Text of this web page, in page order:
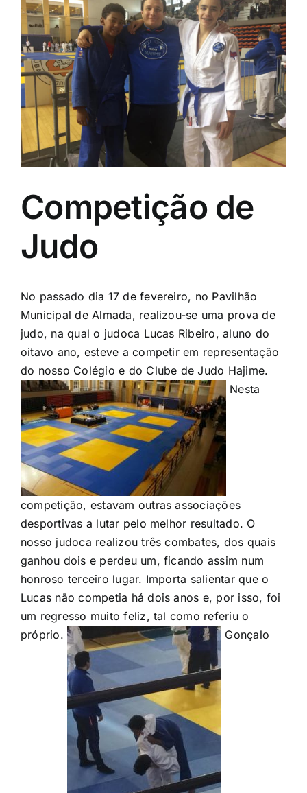
Image
Competição de
Judo
No passado dia 17 de fevereiro, no Pavilhão
Municipal de Almada, realizou-se uma prova de
judo, na qual o judoca Lucas Ribeiro, aluno do
oitavo ano, esteve a competir em representação
do nosso Colégio e do Clube de Judo Hajime.
Nesta
competição, estavam outras associações
desportivas a lutar pelo melhor resultado. O
nosso judoca realizou três combates, dos quais
ganhou dois e perdeu um, ficando assim num
honroso terceiro lugar. Importa salientar que o
Lucas não competia há dois anos e, por isso, foi
um regresso muito feliz, tal como referiu o
próprio.
Gonçalo